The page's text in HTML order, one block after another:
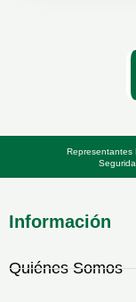
Representantes
Información
Quiénes Somos